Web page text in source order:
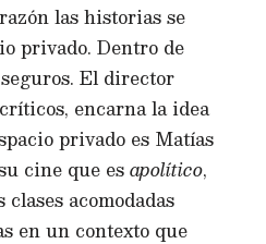
las historias se
privado. Dentro de
El director
encarna la idea
privado es Matías
cine que esapolítico,
acomodadas
en un contexto que